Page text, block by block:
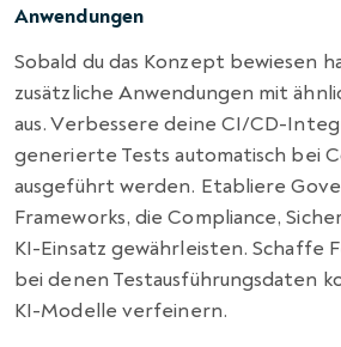
Anwendungen
Sobald du das Konzept bewiesen
zusätzliche Anwendungen mit
aus. Verbessere deine CI/CD-
generierte Tests automatisch bei
ausgeführt werden. Etabliere
Frameworks, die Compliance,
KI-Einsatz gewährleisten. Schaffe
bei denen Testausführungsdaten
KI-Modelle verfeinern.